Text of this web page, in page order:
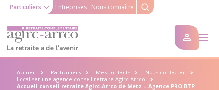
Particuliers Entreprises Nous connaître
Accueil Particuliers Mes contacts
Nous contacter
Localiser une agence conseil retraite Agirc-Arrco
Accueil conseil retraite Agirc-Arrco de Metz – Agence PRO BTP